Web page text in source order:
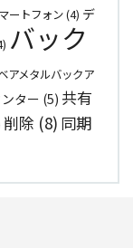
ートフォン(4) デ
バック
アメタルバックア
ター (5) 共有
削除 (8) 同期